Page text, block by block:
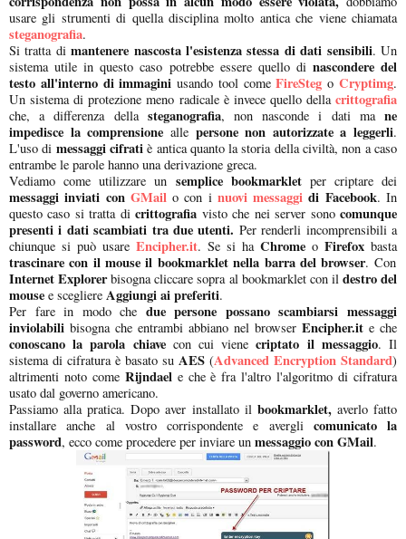
usare gli strumenti di quella disciplina molto antica che viene chiamata
steganografia.
Si tratta dimantenere nascosta l'esistenza stessa di dati sensibili. Un
sistema utile in questo caso potrebbe essere quello di nascondere del
testo all'interno di immagini usando tool come FireSteg oCryptimg.
Un sistema di protezione meno radicale è invece quello della crittografia
che, a differenza della steganografia, non nasconde i dati mane
impedisce la comprensione alle persone non autorizzate a leggerli.
L'uso di messaggi cifratiè antica quanto la storia della civiltà, non a caso
entrambe le parole hanno una derivazione greca.
Vediamo come utilizzare un semplice bookmarkletper criptare dei
messaggi inviati con GMailo con i nuovi messaggi di Facebook. In
questo caso si tratta dicrittografia visto che nei server sonocomunque
presenti i dati scambiati tra due utenti. Per renderli incomprensibili a
chiunque si può usare Encipher.it. Se si ha Chrome o Firefox basta
trascinare con il mouse il bookmarklet nella barra del browser. Con
Internet Explorerbisogna cliccare sopra al bookmarklet con il destro del
mouse e scegliere Aggiungi ai preferiti.
Per fare in modo che due persone possano scambiarsi messaggi
inviolabili bisogna che entrambi abbiano nel browser Encipher.it e che
conoscano la parola chiavecon cui viene criptato il messaggio. Il
sistema di cifratura è basato su AES (Advanced Encryption Standard)
altrimenti noto comeRijndaele che è fra l'altro l'algoritmo di cifratura
usato dal governo americano.
Passiamo alla pratica. Dopo aver installato il bookmarklet,averlo fatto
installare anche al vostro corrispondente e avergli comunicato la
password, ecco come procedere per inviare un messaggio con GMail.